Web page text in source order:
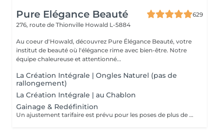
Pure Elégance Beauté
629
276, route de Thionville Howald L-5884
Au coeur d'Howald, découvrez Pure Élégance Beauté, votre
institut de beauté où l'élégance rime avec bien-être. Notre
équipe chaleureuse et attentionné...
La Création Intégrale | Ongles Naturel (pas de
rallongement)
La Création Intégrale | au Chablon
Gainage & Redéfinition
Un ajustement tarifaire est prévu pour les poses de plus de 4 semaines nécessitant un travail de restructuration .